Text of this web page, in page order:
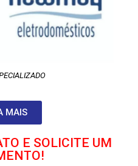
MAIS
E SOLICITE UM